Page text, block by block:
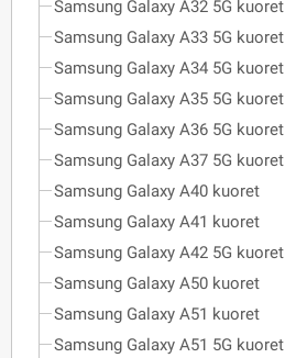
Samsung Galaxy A32 5G kuoret
Samsung Galaxy A33 5G kuoret
Samsung Galaxy A34 5G kuoret
Samsung Galaxy A35 5G kuoret
Samsung Galaxy A36 5G kuoret
Samsung Galaxy A37 5G kuoret
Samsung Galaxy A40 kuoret
Samsung Galaxy A41 kuoret
Samsung Galaxy A42 5G kuoret
Samsung Galaxy A50 kuoret
Samsung Galaxy A51 kuoret
Samsung Galaxy A51 5G kuoret